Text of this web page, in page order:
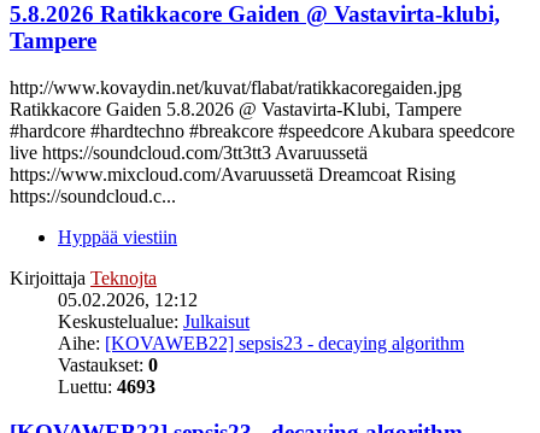
5.8.2026 Ratikkacore Gaiden @ Vastavirta-klubi,
Tampere
http://www.kovaydin.net/kuvat/flabat/ratikkacoregaiden.jpg
Ratikkacore Gaiden 5.8.2026 @ Vastavirta-Klubi, Tampere
#hardcore #hardtechno #breakcore #speedcore Akubara speedcore
live https://soundcloud.com/3tt3tt3 Avaruussetä
https://www.mixcloud.com/Avaruussetä Dreamcoat Rising
https://soundcloud.c...
Hyppää viestiin
Kirjoittaja Teknojta
05.02.2026, 12:12
Keskustelualue: Julkaisut
Aihe: [KOVAWEB22] sepsis23 - decaying algorithm
Vastaukset: 0
Luettu: 4693